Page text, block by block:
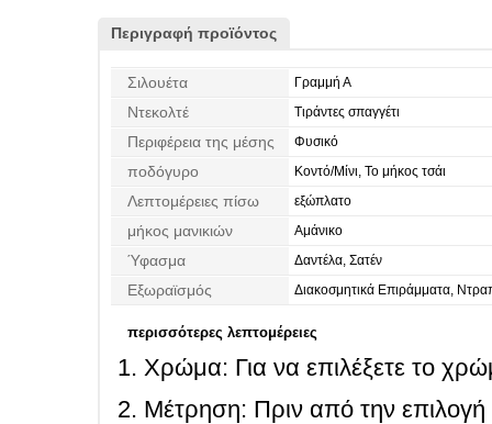
Περιγραφή προϊόντος
Σιλουέτα Γραμμή Α
Ντεκολτέ Τιράντες σπαγγέτι
Περιφέρεια της μέσης Φυσικό
ποδόγυρο Κοντό/Μίνι, Το μήκος τσάι
Λεπτομέρειες πίσω εξώπλατο
μήκος μανικιών Αμάνικο
Ύφασμα Δαντέλα, Σατέν
Εξωραϊσμός Διακοσμητικά Επιράμματα,
περισσότερες λεπτομέρειες
Χρώμα: Για να επιλέξετε το
Μέτρηση: Πριν από την